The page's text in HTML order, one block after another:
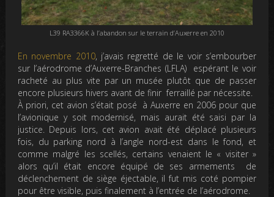
L39 RA3366K à l’abandon sur le terrain d’Auxerre en 2010
En novembre 2010, j’avais regretté de le voir s’embourber
sur l’aérodrome d’Auxerre-Branches (LFLA) espérant le voir
racheté au plus vite par un musée plutôt que de passer
encore plusieurs hivers avant de finir ferraillé par nécessite.
À priori, cet avion s’était posé à Auxerre en 2006 pour que
l’avionique y soit modernisé, mais aurait été saisi par la
justice. Depuis lors, cet avion avait été déplacé plusieurs
fois, du parking nord à l’angle nord-est dans le fond, et
comme malgré les scellés, certains venaient le « visiter »
alors qu’il était encore équipé de ses armements de
déclenchement de siège éjectable, il fut mis coté pompier
pour être visible, puis finalement à l’entrée de l’aérodrome.